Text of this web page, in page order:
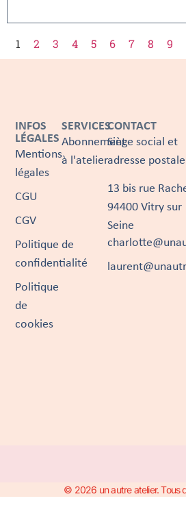
1 2 3 4 5 6 7 8 9
SERVICES
Abonnement
à l'atelier
INFOS
LÉGALES
Mentions
légales
CGU
CGV
Politique de
confidentialité
Politique
de
cookies
CONTACT
Siège social et
adresse
13 bis rue
94400 Vitry sur
Seine
© 2026 un autre atelier. Tous